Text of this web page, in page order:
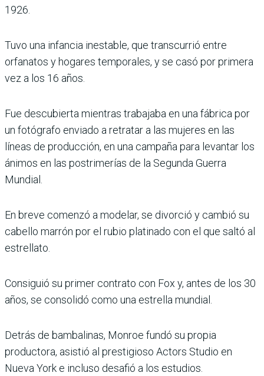
1926.
Tuvo una infancia inestable, que transcurrió entre
orfanatos y hogares temporales, y se casó por primera
vez a los 16 años.
Fue descubierta mientras trabajaba en una fábrica por
un fotógrafo enviado a retratar a las mujeres en las
líneas de producción, en una campaña para levantar los
ánimos en las postrimerías de la Segunda Guerra
Mundial.
En breve comenzó a modelar, se divorció y cambió su
cabello marrón por el rubio platinado con el que saltó al
estrellato.
Consiguió su primer contrato con Fox y, antes de los 30
años, se consolidó como una estrella mundial.
Detrás de bambalinas, Monroe fundó su propia
productora, asistió al prestigioso Actors Studio en
Nueva York e incluso desafió a los estudios.